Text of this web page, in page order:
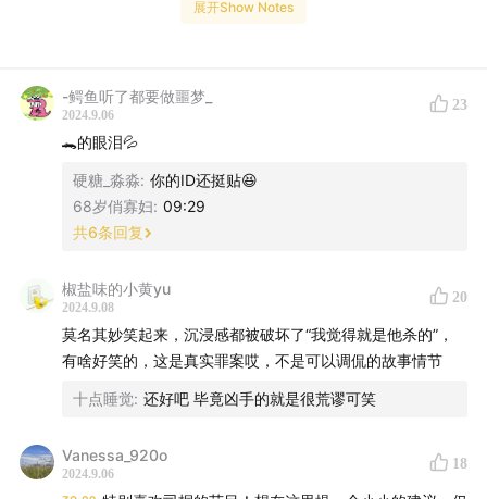
为何等待 都徒劳无功
为何囚人者也像困兽
越珍贵 越浪费
越追问 越无解
哪有答案 不过是咒语
都在笼中
——🔪《笼》
展开Show Notes
-鳄鱼听了都要做噩梦_
2024.9.06
23
🐊的眼泪💦
硬糖_淼淼: 你的ID还挺贴😆
68岁俏寡妇: 09:29
共6条回复
椒盐味的小黄yu
2024.9.08
20
莫名其妙笑起来，沉浸感都被破坏了“我觉得就是他杀的”，
有啥好笑的，这是真实罪案哎，不是可以调侃的故事情节
十点睡觉: 还好吧 毕竟凶手的就是很荒谬可笑
Vanessa_920o
2024.9.06
18